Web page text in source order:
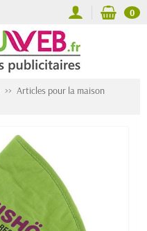
0
Articles pour la maison